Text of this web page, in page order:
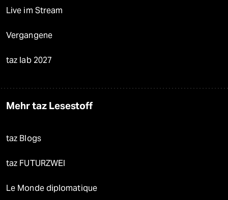
Live im Stream
Vergangene
taz lab 2027
Mehr taz Lesestoff
taz Blogs
taz FUTURZWEI
Le Monde diplomatique